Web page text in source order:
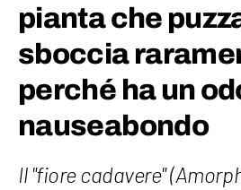
pianta che
sboccia
perché ha un
nauseabondo
Il "fiore cadavere"